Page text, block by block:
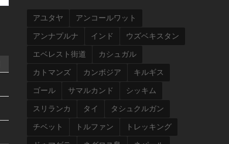
アユタヤ アンコールワット
アンナプルナ インド ウズベキスタン
エベレスト街道 カシュガル
カトマンズ カンボジア キルギス
ゴール サマルカンド シッキム
スリランカ タイ タシュクルガン
チベット トルファン トレッキング